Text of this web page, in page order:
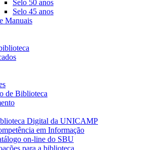
Selo 50 anos
Selo 45 anos
Manuais
de Biblioteca
Digital da UNICAMP
em Informação
on-line do SBU
para a biblioteca